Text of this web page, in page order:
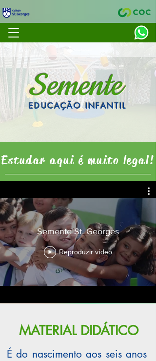
EDUCAÇÃO INFANTIL
Semente
Estudar aqui é muito legal!
Semente St. Georges
Reproduzir vídeo
CONHEÇA O COLÉGIO E AGENDE SUA VISITA
SEGURA COM HORA MARCADA
MATERIAL DIDÁTICO
É do nascimento aos seis anos